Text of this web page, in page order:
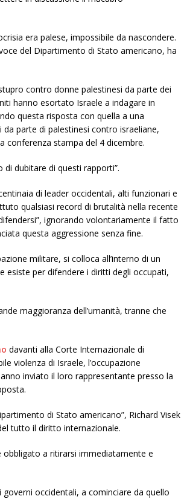
era palese, impossibile da nascondere.
del Dipartimento di Stato americano, ha
contro donne palestinesi da parte dei
hanno esortato Israele a indagare in
questa risposta con quella a una
parte di palestinesi contro israeliane,
conferenza stampa del 4 dicembre.
dubitare di questi rapporti”.
di leader occidentali, alti funzionari e
qualsiasi record di brutalità nella recente
ignorando volontariamente il fatto
questa aggressione senza fine.
militare, si colloca all’interno di un
esiste per difendere i diritti degli occupati,
maggioranza dell’umanità, tranne che
davanti alla Corte Internazionale di
violenza di Israele, l’occupazione
inviato il loro rappresentante presso la
di Stato americano”, Richard Visek
tutto il diritto internazionale.
obbligato a ritirarsi immediatamente e
occidentali, a cominciare da quello